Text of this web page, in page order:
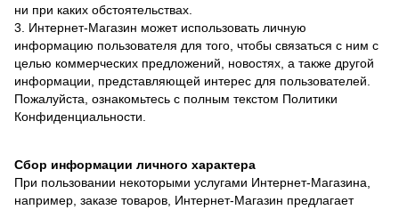
ни при каких обстоятельствах.
3. Интернет-Магазин может использовать личную
информацию пользователя для того, чтобы связаться с ним с
целью коммерческих предложений, новостях, а также другой
информации, представляющей интерес для пользователей.
Пожалуйста, ознакомьтесь с полным текстом Политики
Конфиденциальности.
Сбор информации личного характера
При пользовании некоторыми услугами Интернет-Магазина,
например, заказе товаров, Интернет-Магазин предлагает